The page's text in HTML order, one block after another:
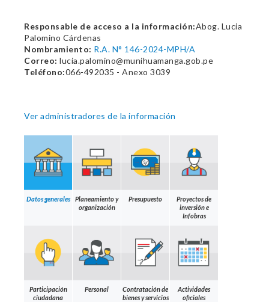
Responsable de acceso a la información:Abog. Lucia
Palomino Cárdenas
Nombramiento: R.A. N° 146-2024-MPH/A
Correo: lucia.palomino@munihuamanga.gob.pe
Teléfono:066-492035 - Anexo 3039
Ver administradores de la información
Datos generales
Planeamiento y
organización
Presupuesto
Proyectos de
inversión e
Infobras
Participación
ciudadana
Personal
Contratación de
bienes y servicios
Actividades
oficiales